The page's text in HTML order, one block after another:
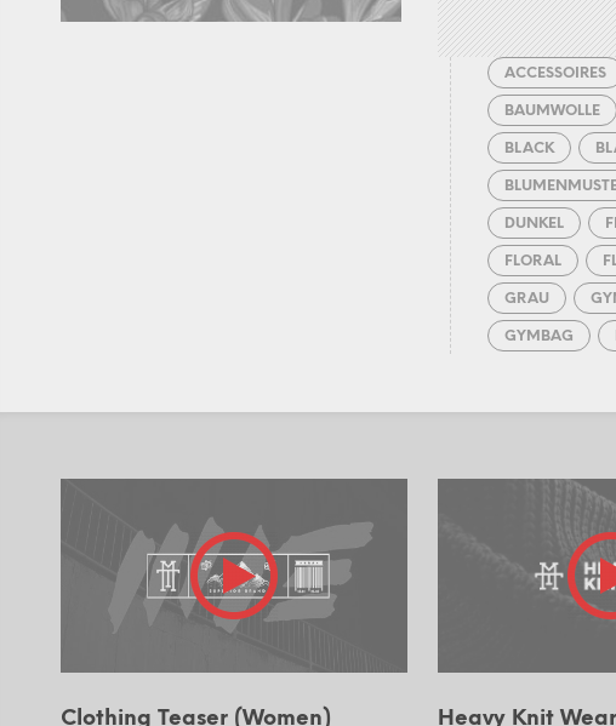
ACCESSOIRES
BAUMWOLLE
BLACK
DUNKEL
FLORAL
GRAU
GYMBAG
MASKE
RUCKSACK
SCHWARZ
SPORT BEUTEL
SPORT
SPORTSBAG
Clothing Teaser (Women) Heavy Knit Wear